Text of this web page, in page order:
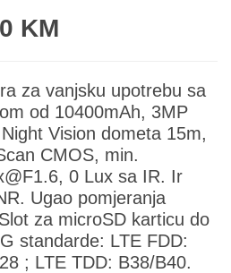
KM
za vanjsku upotrebu sa
od 10400mAh, 3MP
Vision dometa 15m,
CMOS, min.
0 Lux sa IR. Ir
Ugao pomjeranja
za microSD karticu do
standarde: LTE FDD:
; LTE TDD: B38/B40.